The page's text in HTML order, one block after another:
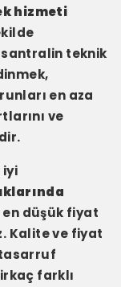
hizmeti
santralin teknik
en aza
ve
iyi
düşük fiyat
Kalite ve fiyat
farklı